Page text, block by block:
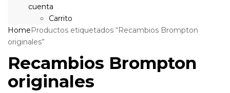
cuenta
Carrito
HomeProductos etiquetados “Recambios Brompton
originales”
Recambios Brompton
originales